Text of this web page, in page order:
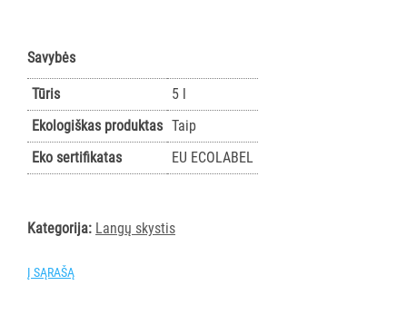
PRIEMONĖS
PURVĄ
SUGERIANTYS
KILIMĖLIAI
HIGIENOS
PRIEMONĖS
SLAUGOS
Savybės
Tūris
5 l
Ekologiškas produktas Taip
Eko sertifikatas
EU ECOLABEL
Kategorija: Langų skystis
Į SĄRAŠĄ